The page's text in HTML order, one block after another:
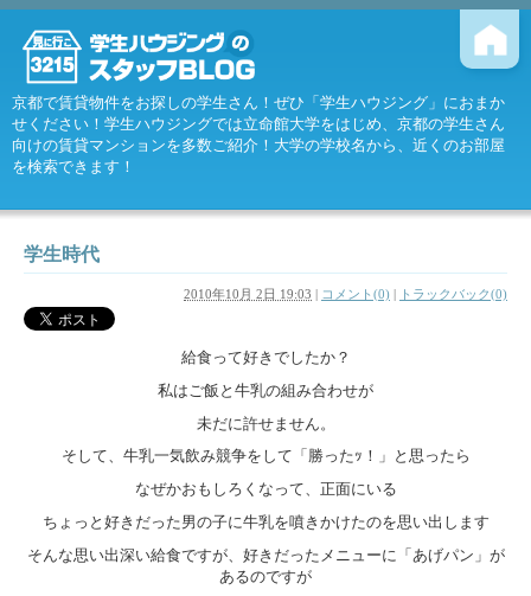
京都で賃貸物件をお探しの学生さん！ぜひ「学生ハウジング」におまか
せください！学生ハウジングでは立命館大学をはじめ、京都の学生さん
向けの賃貸マンションを多数ご紹介！大学の学校名から、近くのお部屋
を検索できます！
学生時代
2010年10月 2日 19:03 | コメント(0) | トラックバック(0)
給食って好きでしたか？
私はご飯と牛乳の組み合わせが
未だに許せません。
そして、牛乳一気飲み競争をして「勝ったｯ！」と思ったら
なぜかおもしろくなって、正面にいる
ちょっと好きだった男の子に牛乳を噴きかけたのを思い出します
そんな思い出深い給食ですが、好きだったメニューに「あげパン」が
あるのですが